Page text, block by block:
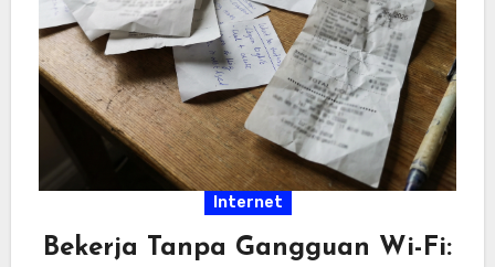
Internet
Bekerja Tanpa Gangguan Wi-Fi: